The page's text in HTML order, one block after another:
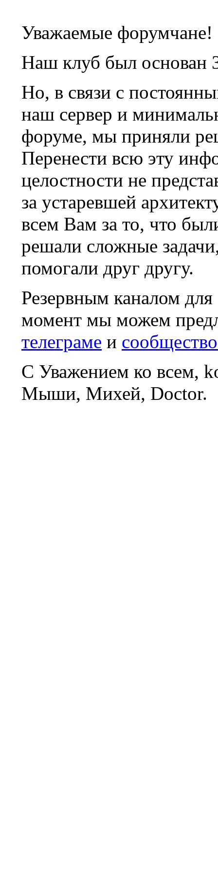
Уважаемые форумчане!
Наш клуб был основан
Но, в связи с
наш сервер и
форуме, мы приняли
Перенести всю эту
целостности не
за устаревшей
всем Вам за то, что
решали сложные
помогали друг другу.
Резервным каналом
момент мы можем
телеграме и
С Уважением ко всем,
Мыши, Михей, Doctor.